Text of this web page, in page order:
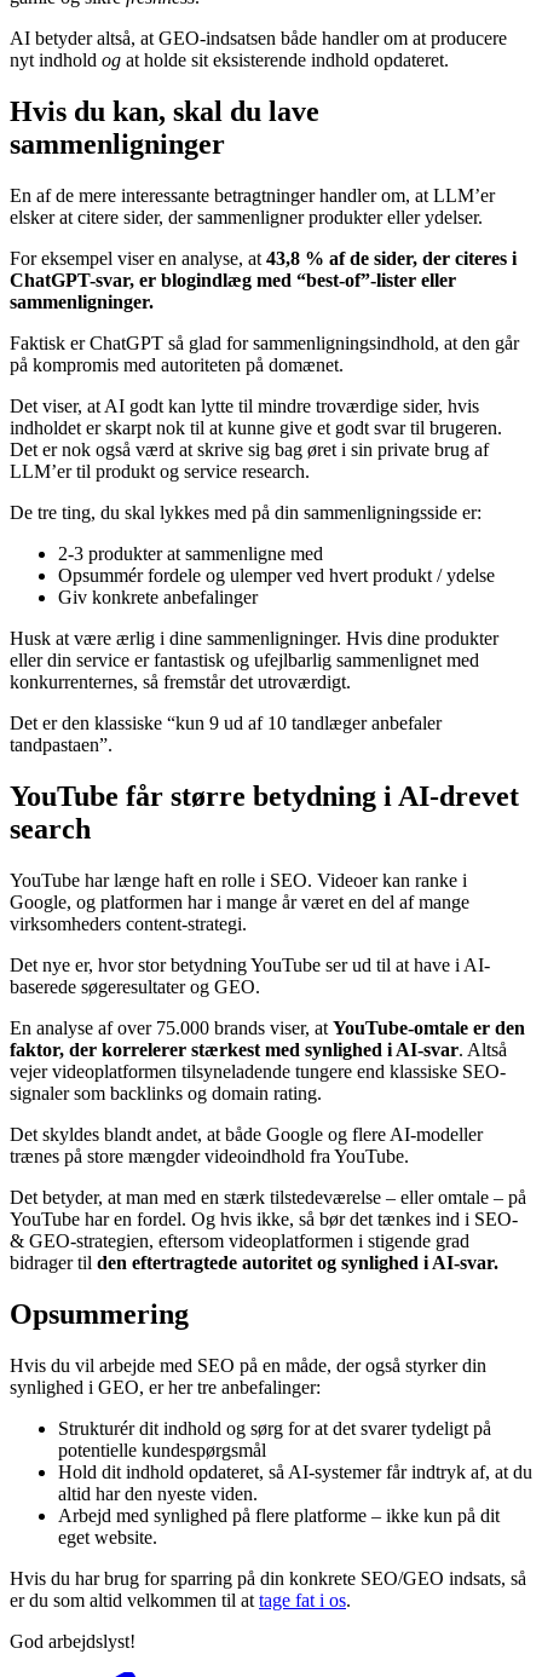
AI betyder altså, at GEO-indsatsen både handler om at producere
nyt indhold og at holde sit eksisterende indhold opdateret.
Hvis du kan, skal du lave
sammenligninger
En af de mere interessante betragtninger handler om, at LLM’er
elsker at citere sider, der sammenligner produkter eller ydelser.
For eksempel viser en analyse, at 43,8 % af de sider, der citeres i
ChatGPT-svar, er blogindlæg med “best-of”-lister eller
sammenligninger.
Faktisk er ChatGPT så glad for sammenligningsindhold, at den går
på kompromis med autoriteten på domænet.
Det viser, at AI godt kan lytte til mindre troværdige sider, hvis
indholdet er skarpt nok til at kunne give et godt svar til brugeren.
Det er nok også værd at skrive sig bag øret i sin private brug af
LLM’er til produkt og service research.
De tre ting, du skal lykkes med på din sammenligningsside er:
2-3 produkter at sammenligne med
Opsummér fordele og ulemper ved hvert produkt / ydelse
Giv konkrete anbefalinger
Husk at være ærlig i dine sammenligninger. Hvis dine produkter
eller din service er fantastisk og ufejlbarlig sammenlignet med
konkurrenternes, så fremstår det utroværdigt.
Det er den klassiske “kun 9 ud af 10 tandlæger anbefaler
tandpastaen”.
YouTube får større betydning i AI-drevet
search
YouTube har længe haft en rolle i SEO. Videoer kan ranke i
Google, og platformen har i mange år været en del af mange
virksomheders content-strategi.
Det nye er, hvor stor betydning YouTube ser ud til at have i AI-
baserede søgeresultater og GEO.
En analyse af over 75.000 brands viser, at YouTube-omtale er den
faktor, der korrelerer stærkest med synlighed i AI-svar. Altså
vejer videoplatformen tilsyneladende tungere end klassiske SEO-
signaler som backlinks og domain rating.
Det skyldes blandt andet, at både Google og flere AI-modeller
trænes på store mængder videoindhold fra YouTube.
Det betyder, at man med en stærk tilstedeværelse – eller omtale – på
YouTube har en fordel. Og hvis ikke, så bør det tænkes ind i SEO-
& GEO-strategien, eftersom videoplatformen i stigende grad
bidrager til den eftertragtede autoritet og synlighed i AI-svar.
Opsummering
Hvis du vil arbejde med SEO på en måde, der også styrker din
synlighed i GEO, er her tre anbefalinger:
Strukturér dit indhold og sørg for at det svarer tydeligt på
potentielle kundespørgsmål
Hold dit indhold opdateret, så AI-systemer får indtryk af, at du
altid har den nyeste viden.
Arbejd med synlighed på flere platforme – ikke kun på dit
eget website.
Hvis du har brug for sparring på din konkrete SEO/GEO indsats, så
er du som altid velkommen til at tage fat i os.
God arbejdslyst!